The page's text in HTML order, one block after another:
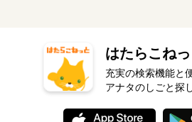
はたらこね
充実の検索機能と
アナタのしごと探